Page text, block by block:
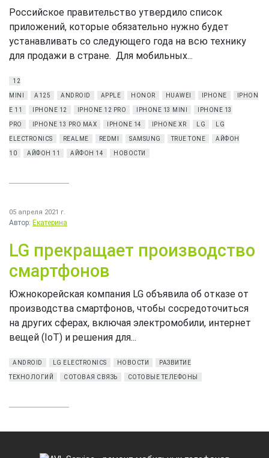
Российское правительство утвердило список
приложений, которые обязательно нужно будет
устанавливать со следующего года на всю технику
для продажи в стране. Для мобильных...
12
MINI A125 ANDROID APPLE HONOR HUAWEI IPHONE IPHON
E 11 IPHONE 12 IPHONE 12 PRO IPHONE 13 MINI IPHONE 13
PRO IPHONE 13 PRO MAX IPHONE 14 IPHONE XR LG LG
ELECTRONICS REALME REDMI SAMSUNG TRUE TONE АЙФОН
10 АЙФОН 11 АЙФОН 14 НОВОСТИ
05 апреля 2021 г.
Автор: Екатерина
LG прекращает производство
смартфонов
Южнокорейская компания LG объявила об отказе от
производства смартфонов, чтобы сосредоточиться
на других сферах, включая электромобили, интернет
вещей (IoT) и решения для...
ANDROID LG ELECTRONICS НОВОСТИ РАЗВИТИЕ
ТЕХНОЛОГИЙ СОТОВАЯ СВЯЗЬ СОТОВЫЕ ТЕЛЕФОНЫ